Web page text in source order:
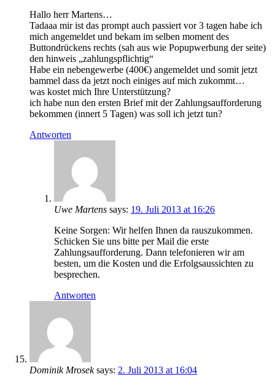
Hallo herr Martens…
Tadaaa mir ist das prompt auch passiert vor 3 tagen habe ich
mich angemeldet und bekam im selben moment des
Buttondrückens rechts (sah aus wie Popupwerbung der seite)
den hinweis „zahlungspflichtig“
Habe ein nebengewerbe (400€) angemeldet und somit jetzt
bammel dass da jetzt noch einiges auf mich zukommt…
was kostet mich Ihre Unterstützung?
ich habe nun den ersten Brief mit der Zahlungsaufforderung
bekommen (innert 5 Tagen) was soll ich jetzt tun?
Antworten
Uwe Martens says: 19. Juli 2013 at 16:26
Keine Sorgen: Wir helfen Ihnen da rauszukommen.
Schicken Sie uns bitte per Mail die erste
Zahlungsaufforderung. Dann telefonieren wir am
besten, um die Kosten und die Erfolgsaussichten zu
besprechen.
Antworten
Dominik Mrosek says: 2. Juli 2013 at 16:04